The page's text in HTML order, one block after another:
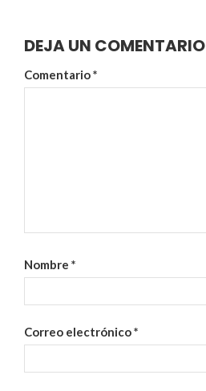
DEJA UN COMENTARIO
Comentario*
Nombre *
Correo electrónico*